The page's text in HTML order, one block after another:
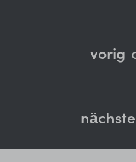
vorig
nächste